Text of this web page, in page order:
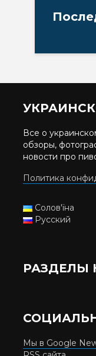
Все о
обзоры,
новости про
Политика
Солов'їна
Русский
РАЗДЕЛЫ
Мы в Google